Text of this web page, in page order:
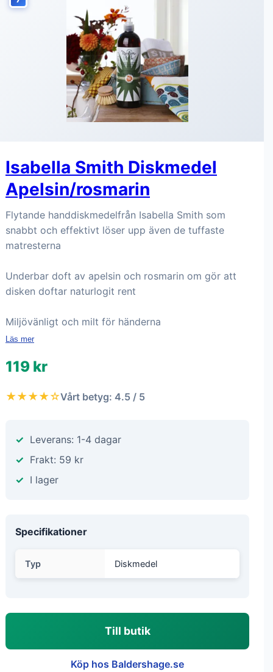
Isabella Smith Diskmedel
Apelsin/rosmarin
Flytande handdiskmedelfrån Isabella Smith som
snabbt och effektivt löser upp även de tuffaste
matresterna
Underbar doft av apelsin och rosmarin om gör att
disken doftar naturlogit rent
Miljövänligt och milt för händerna
Läs mer
119 kr
★★★★☆Vårt betyg: 4.5 / 5
Leverans: 1-4 dagar
Frakt: 59 kr
I lager
Specifikationer
Typ Diskmedel
Till butik
Köp hos Baldershage.se